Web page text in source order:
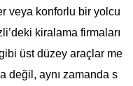
veya konforlu bir yolcu
kiralama firmaları
üst düzey araçlar me
değil, aynı zamanda s